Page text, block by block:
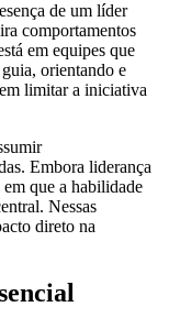
de um líder
comportamentos
em equipes que
orientando e
limitar a iniciativa
Embora liderança
que a habilidade
Nessas
direto na